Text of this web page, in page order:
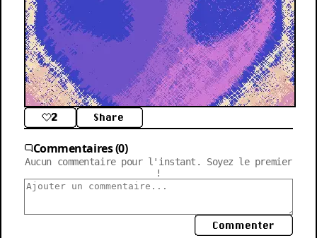
2 Share
Commentaires (0)
Aucun commentaire pour l'instant. Soyez le premier
!
Commenter